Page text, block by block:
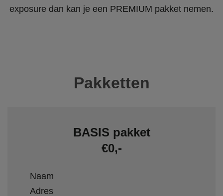
exposure dan kan je een PREMIUM pakket nemen.
Pakketten
BASIS pakket
€0,-
Naam
Adres